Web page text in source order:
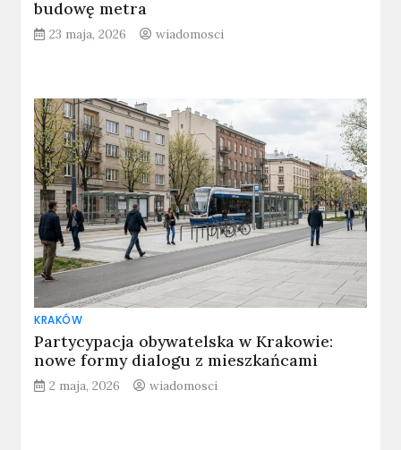
budowę metra
23 maja, 2026 wiadomosci
KRAKÓW
Partycypacja obywatelska w Krakowie:
nowe formy dialogu z mieszkańcami
2 maja, 2026 wiadomosci